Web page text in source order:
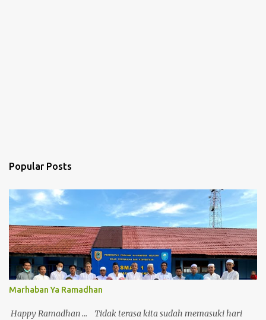
Popular Posts
Marhaban Ya Ramadhan
Happy Ramadhan ... Tidak terasa kita sudah memasuki hari